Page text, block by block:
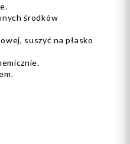
środków
suszyć na płasko